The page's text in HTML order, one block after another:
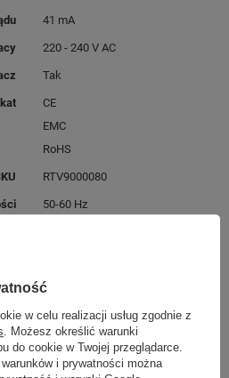
41 mA
220 - 240 V AC
Tak
CE
EMC
RoHS
RTV9000080
50-60 Hz
w celu realizacji usług zgodnie z
. Możesz określić warunki
do cookie w Twojej przeglądarce.
i prywatności można